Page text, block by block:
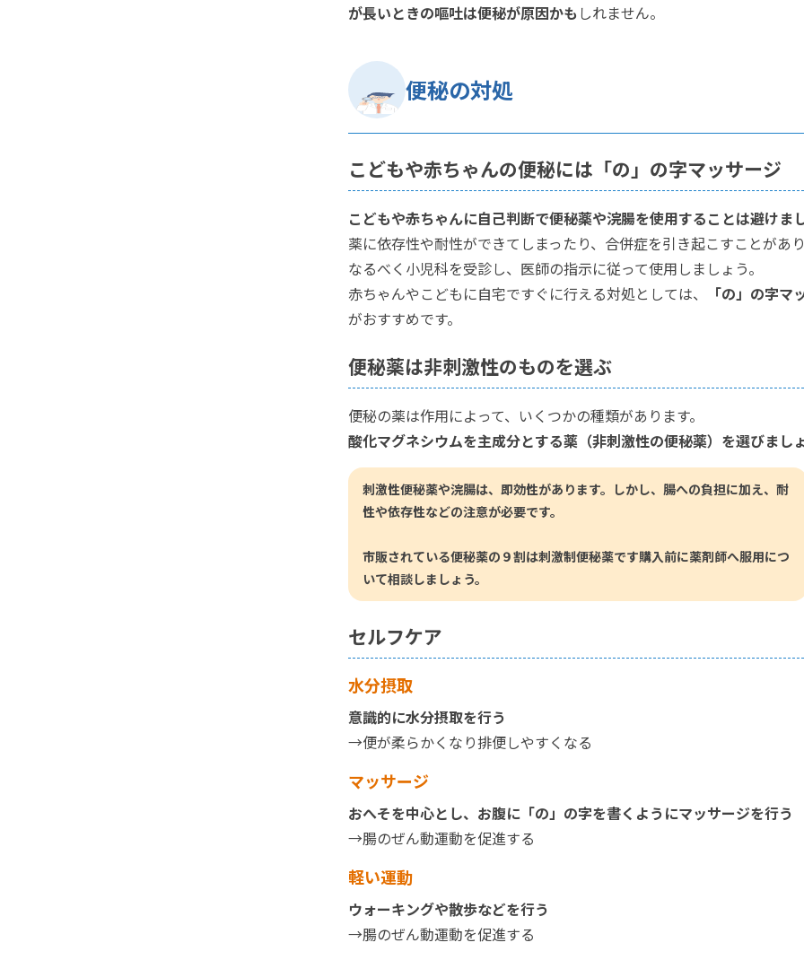
が長いときの嘔吐は便秘が原因かも しれません。
便秘の対処
こどもや赤ちゃんの便秘には「の」の字マッサージ
こどもや赤ちゃんに自己判断で便秘薬や浣腸を使用することは避けまし
薬に依存性や耐性ができてしまったり、合併症を引き起こすことがあり
なるべく小児科を受診し、医師の指示に従って使用しましょう。
赤ちゃんやこどもに自宅ですぐに行える対処としては、
「の」の字マ
がおすすめです。
便秘薬は非刺激性のものを選ぶ
便秘の薬は作用によって、いくつかの種類があります。
酸化マグネシウムを主成分とする薬（非刺激性の便秘薬）を選びましょ
刺激性便秘薬や浣腸は、即効性があります。しかし、腸への負担に加え、耐
性や依存性などの注意が必要です。
市販されている便秘薬の９割は刺激制便秘薬です購入前に薬剤師へ服用につ
いて相談しましょう。
セルフケア
水分摂取
意識的に水分摂取を行う
→便が柔らかくなり排便しやすくなる
マッサージ
おへそを中心とし、お腹に「の」の字を書くようにマッサージを行う
→腸のぜん動運動を促進する
軽い運動
ウォーキングや散歩などを行う
→腸のぜん動運動を促進する